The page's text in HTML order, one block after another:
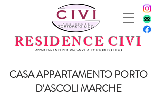
RESIDENCE CIVI
Appartamenti per vacanze a Tortoreto Lido
CASA APPARTAMENTO PORTO
D'ASCOLI MARCHE